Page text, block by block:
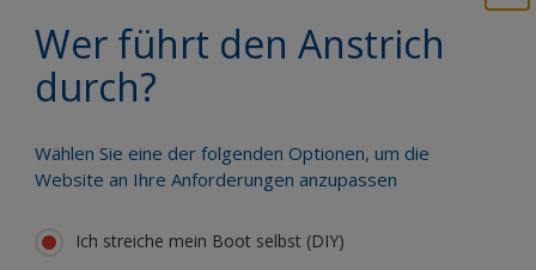
Wer führt den Anstrich
durch?
Wählen Sie eine der folgenden Optionen, um die
Website an Ihre Anforderungen anzupassen
Ich streiche mein Boot selbst (DIY)
Streichen Sie Ihr Boot wie ein Profi
Finden Sie die besten Produkte, um Ihr
Boot in einem großartigem Zustand zu